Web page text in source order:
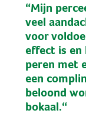
“Mijn
veel
voor
effect is en
peren met
een
beloond
bokaal.“